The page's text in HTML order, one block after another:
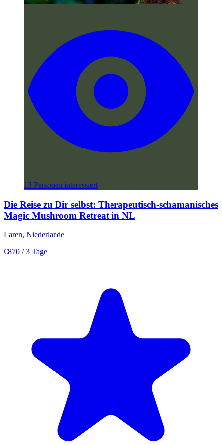
13 Personen interessiert
Die Reise zu Dir selbst: Therapeutisch-schamanisches
Magic Mushroom Retreat in NL
Laren, Niederlande
€870 / 3 Tage